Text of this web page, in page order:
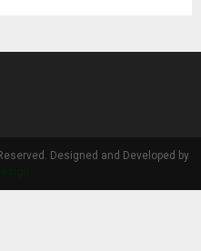
Designed and Developed by